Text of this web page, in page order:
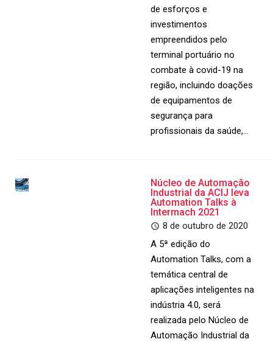
de esforços e
investimentos
empreendidos pelo
terminal portuário no
combate à covid-19 na
região, incluindo doações
de equipamentos de
segurança para
profissionais da saúde,…
Núcleo de Automação
Industrial da ACIJ leva
Automation Talks à
Intermach 2021
8 de outubro de 2020
A 5ª edição do
Automation Talks, com a
temática central de
aplicações inteligentes na
indústria 4.0, será
realizada pelo Núcleo de
Automação Industrial da